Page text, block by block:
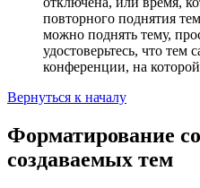
повторного поднятия
можно поднять тему,
удостоверьтесь, что
конференции, на
Вернуться к началу
Форматирование
создаваемых тем